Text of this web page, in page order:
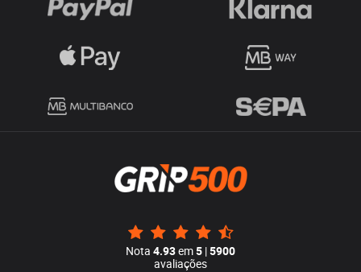
Nota 4.93em5 |5900
avaliações